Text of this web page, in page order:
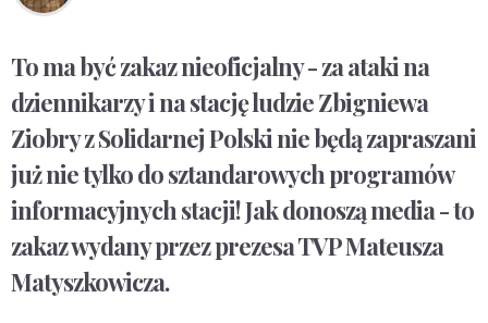
To ma być zakaz nieoficjalny - za ataki na
dziennikarzy i na stację ludzie Zbigniewa
Ziobry z Solidarnej Polski nie będą zapraszani
już nie tylko do sztandarowych programów
informacyjnych stacji! Jak donoszą media - to
zakaz wydany przez prezesa TVP Mateusza
Matyszkowicza.